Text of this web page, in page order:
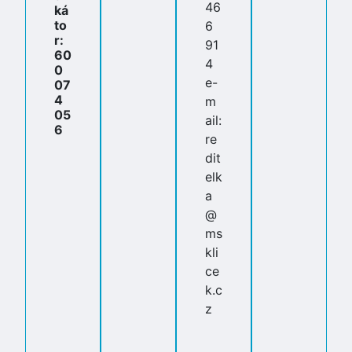
ká
to
r:
60
0
07
4
05
6
46
6
91
4
e-
m
ail:
re
dit
elk
a
@
ms
kli
ce
k.c
z